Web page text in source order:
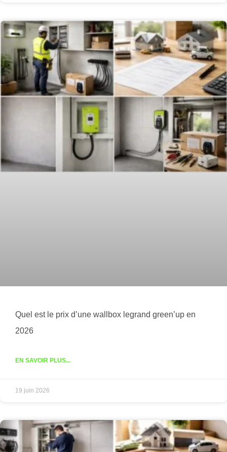
Quel est le prix d’une wallbox legrand green’up en
2026
EN SAVOIR PLUS...
19 juin 2026